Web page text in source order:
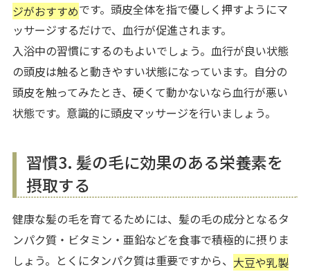
ジがおすすめです。頭皮全体を指で優しく押すようにマ
ッサージするだけで、血行が促進されます。
入浴中の習慣にするのもよいでしょう。血行が良い状態
の頭皮は触ると動きやすい状態になっています。自分の
頭皮を触ってみたとき、硬くて動かないなら血行が悪い
状態です。意識的に頭皮マッサージを行いましょう。
習慣3. 髪の毛に効果のある栄養素を
摂取する
健康な髪の毛を育てるためには、髪の毛の成分となるタ
ンパク質・ビタミン・亜鉛などを食事で積極的に摂りま
しょう。とくにタンパク質は重要ですから、 大豆や乳製